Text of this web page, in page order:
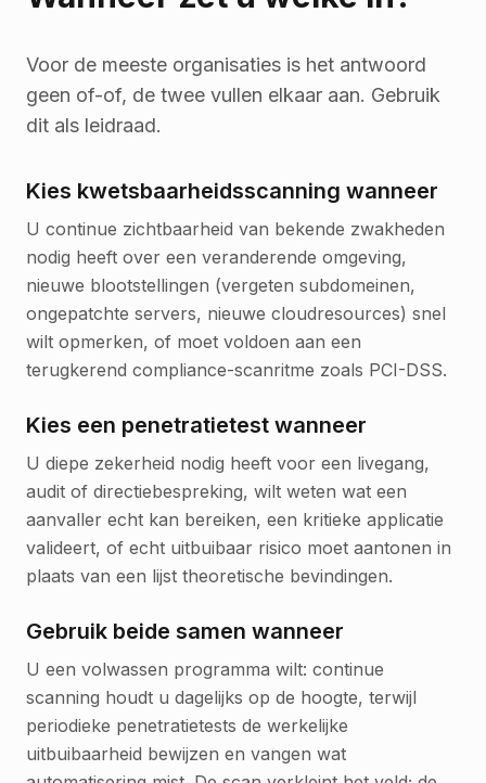
Voor de meeste organisaties is het antwoord
geen of-of, de twee vullen elkaar aan. Gebruik
dit als leidraad.
Kies kwetsbaarheidsscanning wanneer
U continue zichtbaarheid van bekende zwakheden
nodig heeft over een veranderende omgeving,
nieuwe blootstellingen (vergeten subdomeinen,
ongepatchte servers, nieuwe cloudresources) snel
wilt opmerken, of moet voldoen aan een
terugkerend compliance-scanritme zoals PCI-DSS.
Kies een penetratietest wanneer
U diepe zekerheid nodig heeft voor een livegang,
audit of directiebespreking, wilt weten wat een
aanvaller echt kan bereiken, een kritieke applicatie
valideert, of echt uitbuibaar risico moet aantonen in
plaats van een lijst theoretische bevindingen.
Gebruik beide samen wanneer
U een volwassen programma wilt: continue
scanning houdt u dagelijks op de hoogte, terwijl
periodieke penetratietests de werkelijke
uitbuibaarheid bewijzen en vangen wat